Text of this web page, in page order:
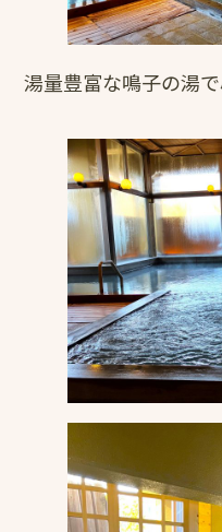
湯量豊富な鳴子の湯